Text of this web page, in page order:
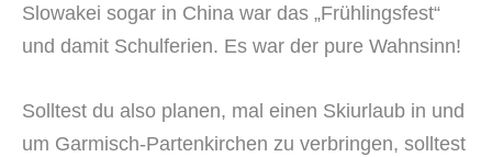
Slowakei sogar in China war das „Frühlingsfest“
und damit Schulferien. Es war der pure Wahnsinn!
Solltest du also planen, mal einen Skiurlaub in und
um Garmisch-Partenkirchen zu verbringen, solltest